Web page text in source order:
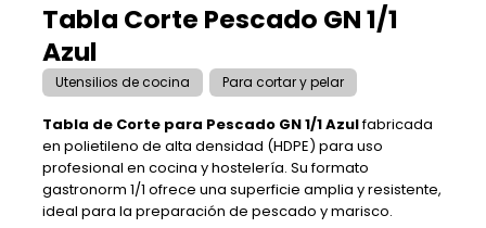
Tabla Corte Pescado GN 1/1
Azul
Utensilios de cocina Para cortar y pelar
Tabla de Corte para Pescado GN 1/1 Azulfabricada
en polietileno de alta densidad (HDPE) para uso
profesional en cocina y hostelería. Su formato
gastronorm 1/1 ofrece una superficie amplia y resistente,
ideal para la preparación de pescado y marisco.